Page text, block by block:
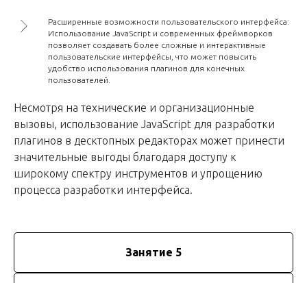
Расширенные возможности пользовательского интерфейса:
Использование JavaScript и современных фреймворков
позволяет создавать более сложные и интерактивные
пользовательские интерфейсы, что может повысить
удобство использования плагинов для конечных
пользователей.
Несмотря на технические и организационные
вызовы, использование JavaScript для разработки
плагинов в десктопных редакторах может принести
значительные выгоды благодаря доступу к
широкому спектру инструментов и упрощению
процесса разработки интерфейса.
Занятие 5